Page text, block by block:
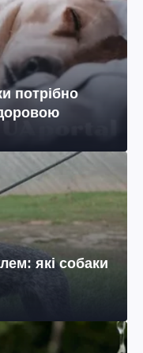
потрібно
які собаки